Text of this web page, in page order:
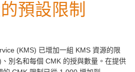
預設限制
(KMS) 已增加一組 KMS 資源的限
別名和每個 CMK 的授與數量。在提供